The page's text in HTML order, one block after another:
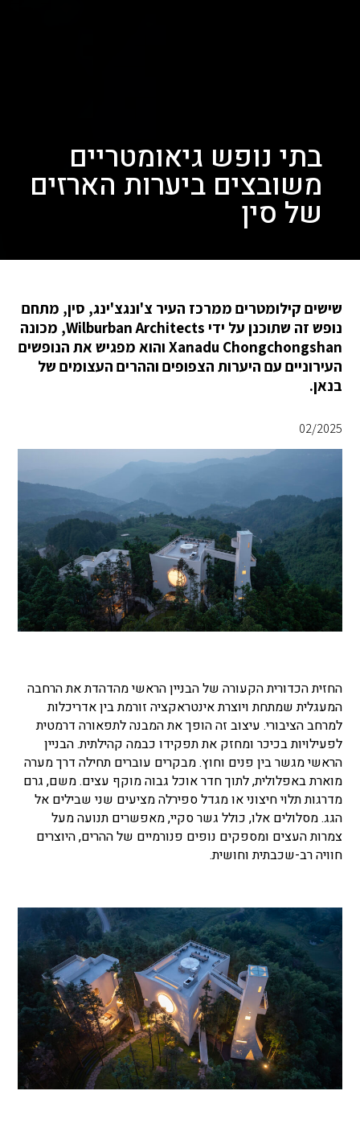
בתי נופש גיאומטריים
משובצים ביערות הארזים
של סין
שישים קילומטרים ממרכז העיר צ'ונגצ'ינג, סין, מתחם
נופש זה שתוכנן על ידי Wilburban Architects, מכונה
Xanadu Chongchongshan והוא מפגיש את הנופשים
העירוניים עם היערות הצפופים וההרים העצומים של
בנאן.
02/2025
החזית הכדורית הקעורה של הבניין הראשי מהדהדת את הרחבה
המעגלית שמתחת ויוצרת אינטראקציה זורמת בין אדריכלות
למרחב הציבורי. עיצוב זה הופך את המבנה לתפאורה דרמטית
לפעילויות בכיכר ומחזק את תפקידו כבמה קהילתית. הבניין
הראשי מגשר בין פנים וחוץ. מבקרים עוברים תחילה דרך מערה
מוארת באפלולית, לתוך חדר אוכל גבוה מוקף עצים. משם, גרם
מדרגות תלוי חיצוני או מגדל ספירלה מציעים שני שבילים אל
הגג. מסלולים אלו, כולל גשר סקיי, מאפשרים תנועה מעל
צמרות העצים ומספקים נופים פנורמיים של ההרים, היוצרים
חוויה רב-שכבתית וחושית.